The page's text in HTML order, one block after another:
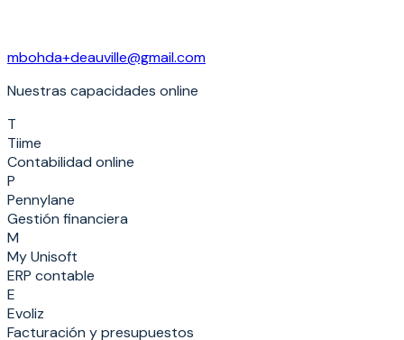
mbohda+deauville@gmail.com
Nuestras capacidades online
T
Tiime
Contabilidad online
P
Pennylane
Gestión financiera
M
My Unisoft
ERP contable
E
Evoliz
Facturación y presupuestos